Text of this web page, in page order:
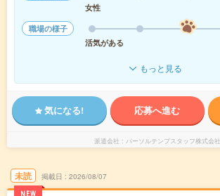
女性
職場の様子
活気がある
もっと見る
気になる! 応募へ進む
派遣会社 パーソルテンプスタッフ株式会社
未読
NEW
掲載日 2026/08/07